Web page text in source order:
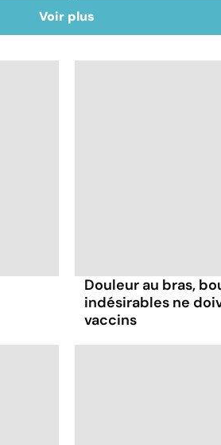
Voir plus
Douleur au bras,
indésirables ne
vaccins